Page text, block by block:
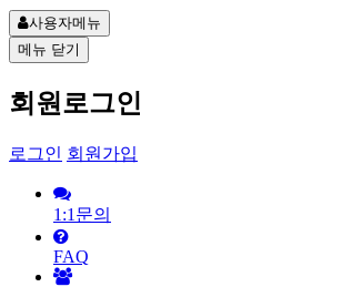
사용자메뉴
메뉴 닫기
회원로그인
로그인 회원가입
1:1문의
FAQ